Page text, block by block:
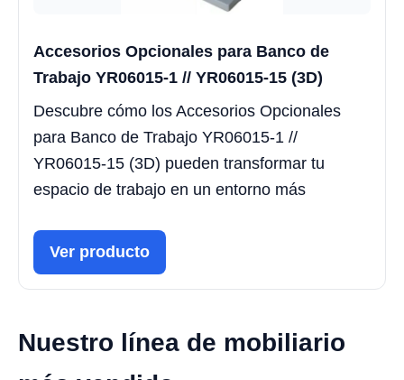
Accesorios Opcionales para Banco de
Trabajo YR06015-1 // YR06015-15 (3D)
Descubre cómo los Accesorios Opcionales
para Banco de Trabajo YR06015-1 //
YR06015-15 (3D) pueden transformar tu
espacio de trabajo en un entorno más
Ver producto
Nuestro línea de mobiliario